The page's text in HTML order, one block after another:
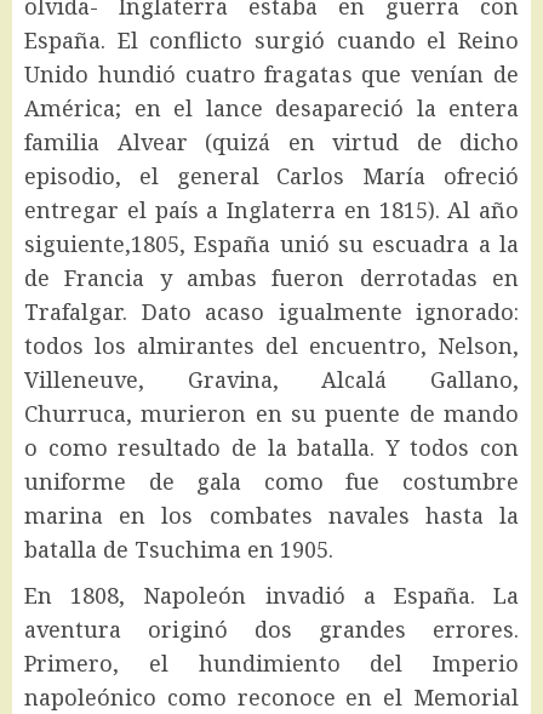
olvida- Inglaterra estaba en guerra con
España. El conflicto surgió cuando el Reino
Unido hundió cuatro fragatas que venían de
América; en el lance desapareció la entera
familia Alvear (quizá en virtud de dicho
episodio, el general Carlos María ofreció
entregar el país a Inglaterra en 1815). Al año
siguiente,1805, España unió su escuadra a la
de Francia y ambas fueron derrotadas en
Trafalgar. Dato acaso igualmente ignorado:
todos los almirantes del encuentro, Nelson,
Villeneuve, Gravina, Alcalá Gallano,
Churruca, murieron en su puente de mando
o como resultado de la batalla. Y todos con
uniforme de gala como fue costumbre
marina en los combates navales hasta la
batalla de Tsuchima en 1905.
En 1808, Napoleón invadió a España. La
aventura originó dos grandes errores.
Primero, el hundimiento del Imperio
napoleónico como reconoce en el Memorial